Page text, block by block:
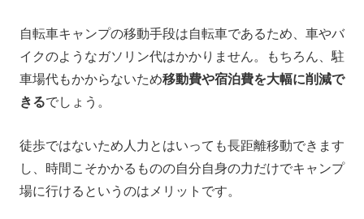
自転車キャンプの移動手段は自転車であるため、車やバ
イクのようなガソリン代はかかりません。もちろん、駐
車場代もかからないため移動費や宿泊費を大幅に削減で
きるでしょう。
徒歩ではないため人力とはいっても長距離移動できます
し、時間こそかかるものの自分自身の力だけでキャンプ
場に行けるというのはメリットです。